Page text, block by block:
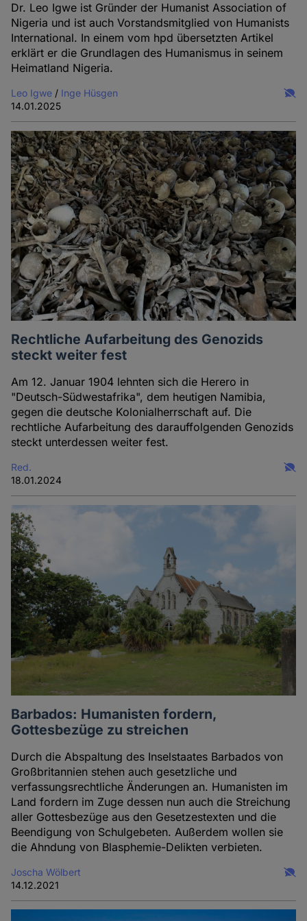
Dr. Leo Igwe ist Gründer der Humanist Association of
Nigeria und ist auch Vorstandsmitglied von Humanists
International. In einem vom hpd übersetzten Artikel
erklärt er die Grundlagen des Humanismus in seinem
Heimatland Nigeria.
Leo Igwe / Inge Hüsgen
14.01.2025
Rechtliche Aufarbeitung des Genozids
steckt weiter fest
Am 12. Januar 1904 lehnten sich die Herero in
"Deutsch-Südwestafrika", dem heutigen Namibia,
gegen die deutsche Kolonialherrschaft auf. Die
rechtliche Aufarbeitung des darauffolgenden Genozids
steckt unterdessen weiter fest.
Red.
18.01.2024
Barbados: Humanisten fordern,
Gottesbezüge zu streichen
Durch die Abspaltung des Inselstaates Barbados von
Großbritannien stehen auch gesetzliche und
verfassungsrechtliche Änderungen an. Humanisten im
Land fordern im Zuge dessen nun auch die Streichung
aller Gottesbezüge aus den Gesetzestexten und die
Beendigung von Schulgebeten. Außerdem wollen sie
die Ahndung von Blasphemie-Delikten verbieten.
Joscha Wölbert
14.12.2021